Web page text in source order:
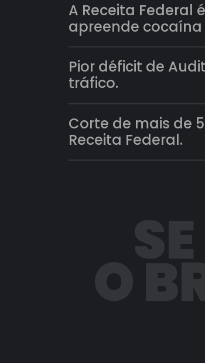
A Receita Federal
apreende cocaína
Pior déficit de
tráfico.
Corte de mais de
Receita Federal.